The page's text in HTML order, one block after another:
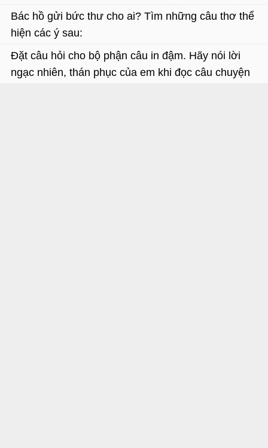
Bác hồ gửi bức thư cho ai? Tìm những câu thơ thể
hiện các ý sau:
Đặt câu hỏi cho bộ phận câu in đậm. Hãy nói lời
ngạc nhiên, thán phục của em khi đọc câu chuyện